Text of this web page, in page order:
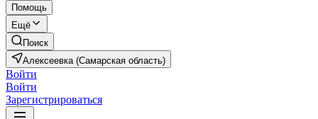
Помощь
Ещё
Поиск
Алексеевка (Самарская область)
Войти
Войти
Зарегистрироваться